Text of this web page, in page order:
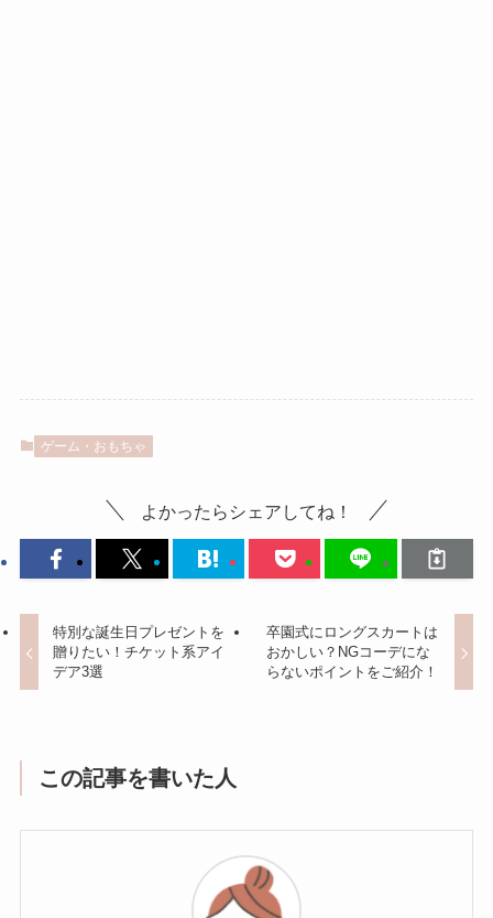
ゲーム・おもちゃ
よかったらシェアしてね！
特別な誕生日プレゼントを
贈りたい！チケット系アイ
デア3選
卒園式にロングスカートは
おかしい？NGコーデにな
らないポイントをご紹介！
この記事を書いた人